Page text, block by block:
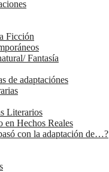
Ficción
Fantasía
de adaptaciónes
Literarios
en Hechos Reales
con la adaptación de…?